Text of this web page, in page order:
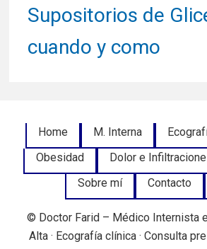
Next
post:
Supositorios de
cuando y como
Footer
Menu
Home M. Interna
Obesidad
Dolor e
Sobre mí
Contacto
© Doctor Farid – Médico Internista
Alta · Ecografía clínica · Consulta